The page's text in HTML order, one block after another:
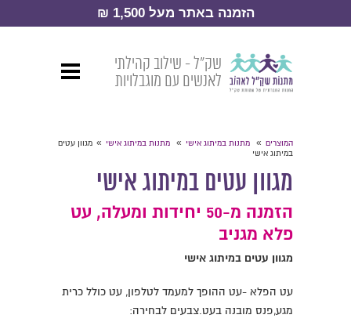
הזמנה באתר מעל 1,500 ₪
שק״ל - שילוב קהילתי
לאנשים עם מוגבלויות
המוצרים » מתנות במיתוג אישי » מתנות במיתוג אישי » מגוון עטים
במיתוג אישי
מגוון עטים במיתוג אישי
הזמנה מ-50 יחידות ומעלה, עט
פלא מגניב
מגוון עטים במיתוג אישי
עט הפלא -עט ההופך למעמד לטלפון, עט כולל כרית
מגע,פנס מובנה בעט.צבעים לבחירה: